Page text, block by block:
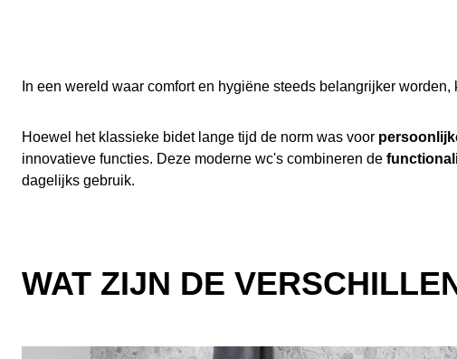
In een wereld waar comfort en hygiëne steeds belangrijker
Hoewel het klassieke bidet lange tijd de norm was voor
innovatieve functies. Deze moderne wc's combineren de
dagelijks gebruik.
WAT ZIJN DE